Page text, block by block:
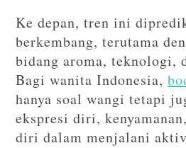
Ke depan, tren ini
berkembang, terutama
bidang aroma, teknologi,
Bagi wanita Indonesia,
hanya soal wangi tetapi
ekspresi diri,
diri dalam menjalani